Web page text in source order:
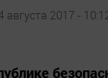
августа 2017 -